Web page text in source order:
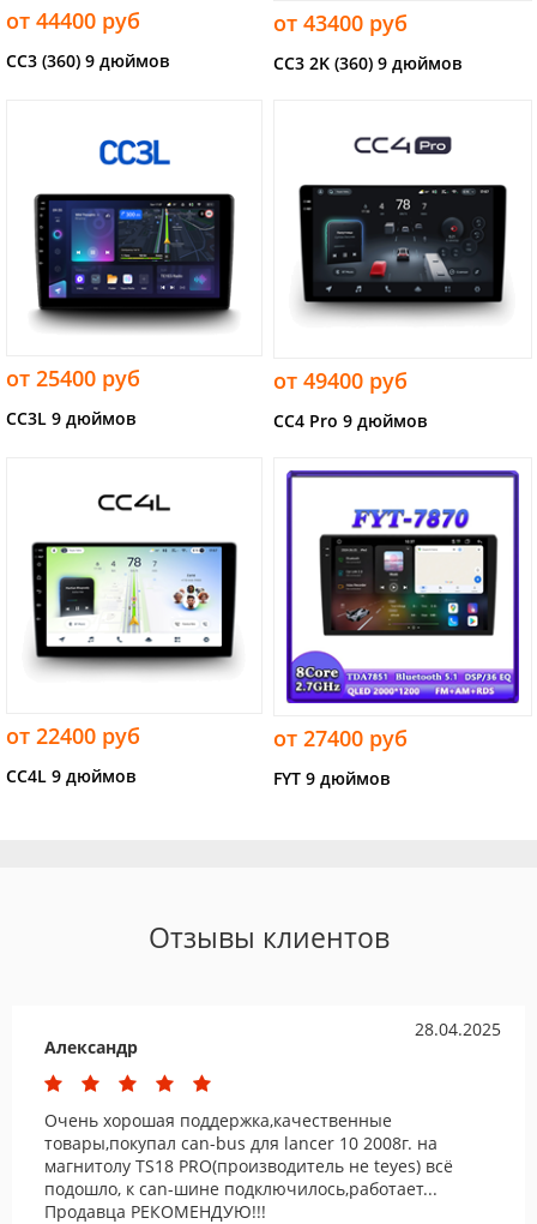
от 44400 руб
CC3 (360) 9 дюймов
от 43400 руб
CC3 2K (360) 9 дюймов
от 25400 руб
CC3L 9 дюймов
от 49400 руб
CC4 Pro 9 дюймов
от 22400 руб
CC4L 9 дюймов
от 27400 руб
FYT 9 дюймов
Отзывы клиентов
28.04.2025
Александр
Очень хорошая поддержка,качественные
товары,покупал can-bus для lancer 10 2008г. на
магнитолу TS18 PRO(производитель не teyes) всё
подошло, к can-шине подключилось,работает...
Продавца РЕКОМЕНДУЮ!!!